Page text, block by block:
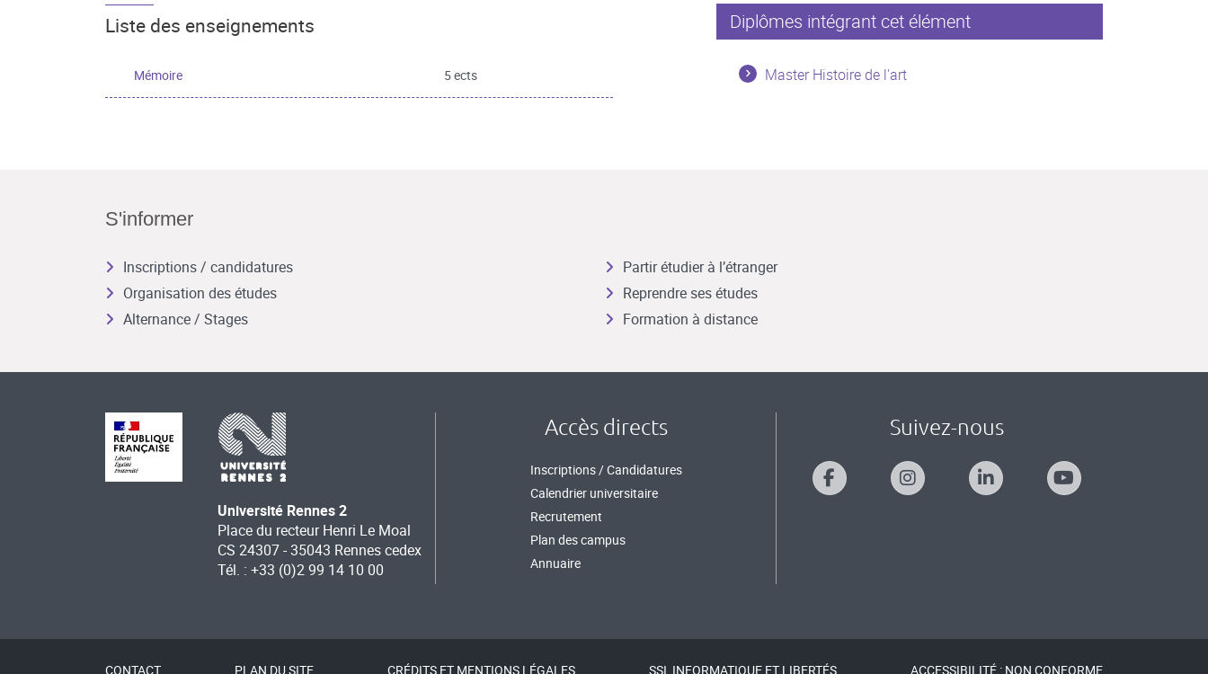
Liste des enseignements
Mémoire 5 ects
Diplômes intégrant cet élément
Master Histoire de l'art
S'informer
Inscriptions / candidatures
Organisation des études
Alternance / Stages
Partir étudier à l’étranger
Reprendre ses études
Formation à distance
Université Rennes 2
Place du recteur Henri Le Moal
CS 24307 - 35043 Rennes cedex
Tél. : +33 (0)2 99 14 10 00
Accès directs
Inscriptions / Candidatures
Calendrier universitaire
Recrutement
Plan des campus
Annuaire
Suivez-nous
CONTACT PLAN DU SITE CRÉDITS ET MENTIONS LÉGALES SSI, INFORMATIQUE ET LIBERTÉS ACCESSIBILITÉ : NON CONFORME